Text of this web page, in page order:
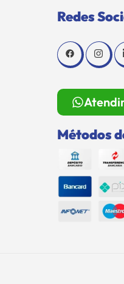
Redes
Métodos